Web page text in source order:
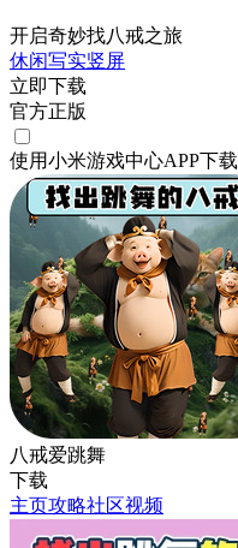
开启奇妙找八戒之旅
休闲写实竖屏
立即下载
官方正版
使用小米游戏中心APP下载
八戒爱跳舞
下载
主页攻略社区视频